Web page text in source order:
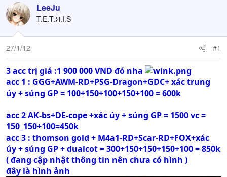
r
e
a
d
s
t
a
r
t
r
à
y
ử
LeeJu
T.E.T.Я.I.S
27/1/12 #1
3 acc trị giá :1 900 000 VND đó nha
acc 1 : GGG+AWM-RD+PSG-Dragon+GDC+ xác trung
úy + súng GP = 100+150+100+150+100 = 600k
acc 2 AK-bs+DE-cope +xác úy + súng GP = 1500 vc =
150_150+100=450k
acc 3 : thomson gold + M4a1-RD+Scar-RD+FOX+xác
úy + súng GP + dualcot = 300+150+150+150+100 = 850k
( đang cập nhật thông tin nên chưa có hình )
đây là hình ảnh